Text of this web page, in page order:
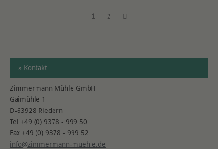
1 2
» Kontakt
Zimmermann Mühle GmbH
Gaimühle 1
D-63928 Riedern
Tel +49 (0) 9378 - 999 50
Fax +49 (0) 9378 - 999 52
info@zimmermann-muehle.de